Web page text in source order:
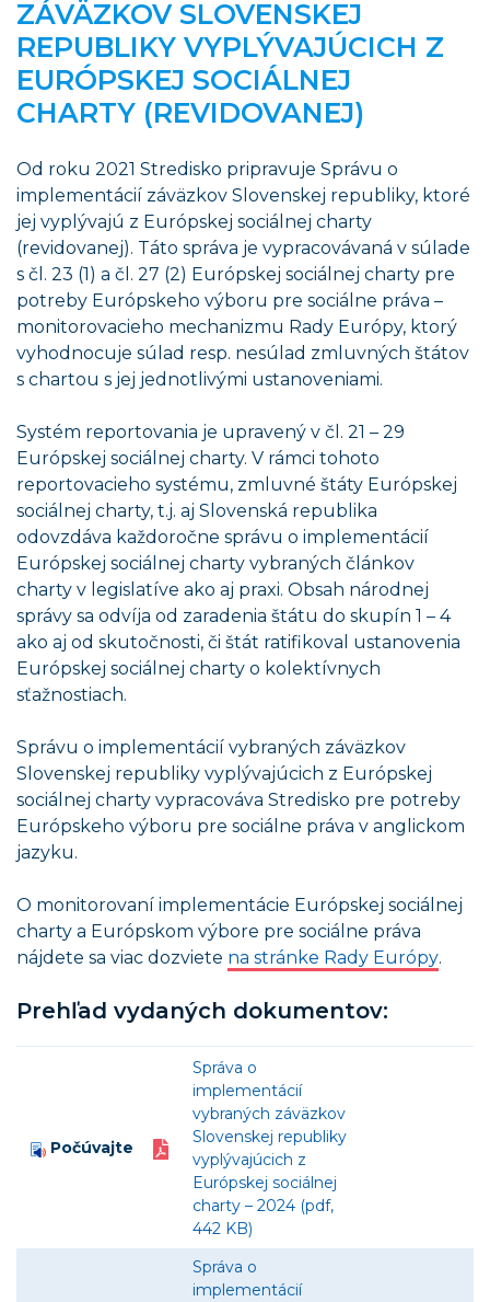
ZÁVÄZKOV SLOVENSKEJ
REPUBLIKY VYPLÝVAJÚCICH Z
EURÓPSKEJ SOCIÁLNEJ
CHARTY (REVIDOVANEJ)
Od roku 2021 Stredisko pripravuje Správu o
implementácií záväzkov Slovenskej republiky, ktoré
jej vyplývajú z Európskej sociálnej charty
(revidovanej). Táto správa je vypracovávaná v súlade
s čl. 23 (1) a čl. 27 (2) Európskej sociálnej charty pre
potreby Európskeho výboru pre sociálne práva –
monitorovacieho mechanizmu Rady Európy, ktorý
vyhodnocuje súlad resp. nesúlad zmluvných štátov
s chartou s jej jednotlivými ustanoveniami.
Systém reportovania je upravený v čl. 21 – 29
Európskej sociálnej charty. V rámci tohoto
reportovacieho systému, zmluvné štáty Európskej
sociálnej charty, t.j. aj Slovenská republika
odovzdáva každoročne správu o implementácií
Európskej sociálnej charty vybraných článkov
charty v legislatíve ako aj praxi. Obsah národnej
správy sa odvíja od zaradenia štátu do skupín 1 – 4
ako aj od skutočnosti, či štát ratifikoval ustanovenia
Európskej sociálnej charty o kolektívnych
sťažnostiach.
Správu o implementácií vybraných záväzkov
Slovenskej republiky vyplývajúcich z Európskej
sociálnej charty vypracováva Stredisko pre potreby
Európskeho výboru pre sociálne práva v anglickom
jazyku.
O monitorovaní implementácie Európskej sociálnej
charty a Európskom výbore pre sociálne práva
nájdete sa viac dozviete na stránke Rady Európy.
Prehľad vydaných dokumentov:
Počúvajte
Správa o
implementácií
vybraných záväzkov
Slovenskej republiky
vyplývajúcich z
Európskej sociálnej
charty – 2024 (pdf,
442 KB)
Správa o
implementácií